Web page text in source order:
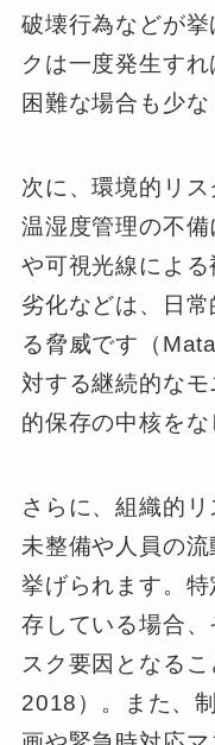
破壊行為などが
クは一度発生す
困難な場合も少な
次に、環境的リス
温湿度管理の不
や可視光線によ
劣化などは、日
る脅威です（
対する継続的な
的保存の中核をな
さらに、組織的
未整備や人員の
挙げられます。
存している場合
スク要因となる
2018）。また、